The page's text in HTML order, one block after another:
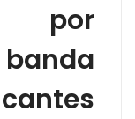
por